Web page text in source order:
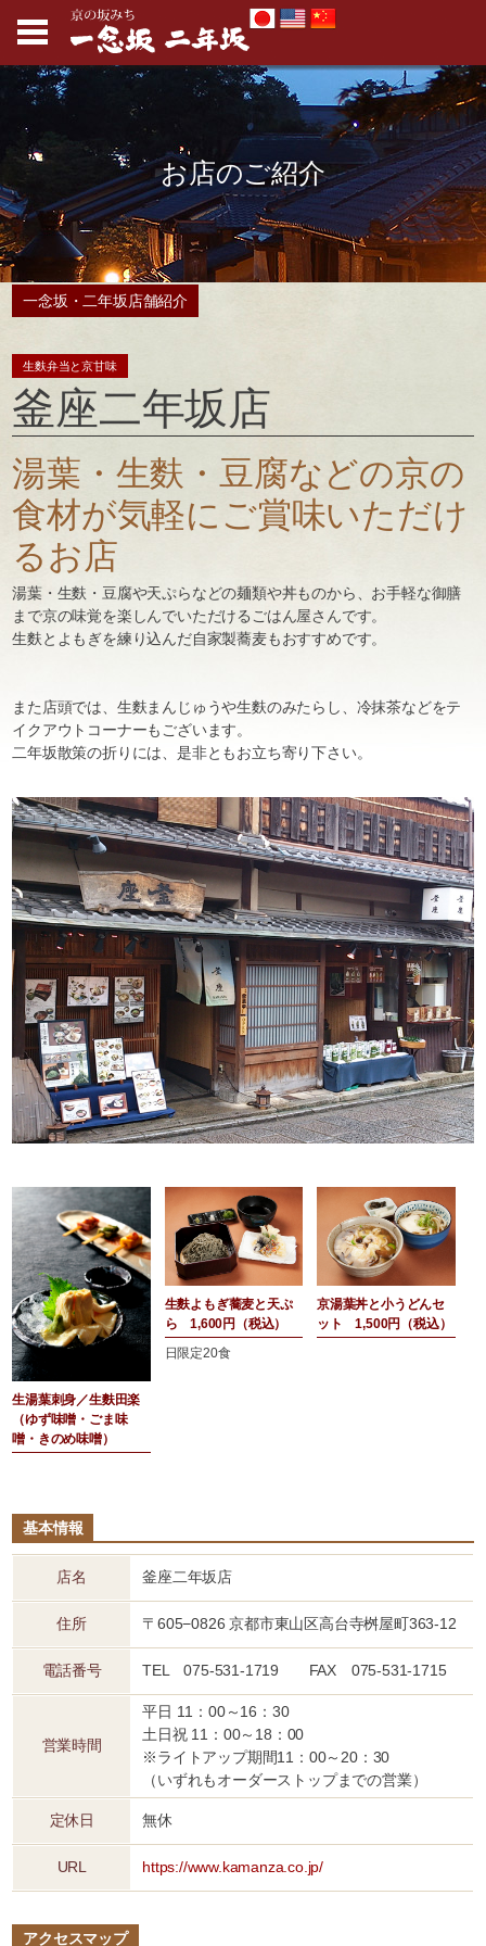
Toggle menu 京の坂道「一念坂・二年坂（二寧
お店のご紹介
一念坂・二年坂店舗紹介
生麩弁当と京甘味
釜座二年坂店
湯葉・生麩・豆腐などの京の
食材が気軽にご賞味いただけ
るお店
湯葉・生麩・豆腐や天ぷらなどの麺類や丼ものから、お手軽な御膳
まで京の味覚を楽しんでいただけるごはん屋さんです。
生麩とよもぎを練り込んだ自家製蕎麦もおすすめです。
また店頭では、生麩まんじゅうや生麩のみたらし、冷抹茶などをテ
イクアウトコーナーもございます。
二年坂散策の折りには、是非ともお立ち寄り下さい。
生湯葉刺身／生麩田楽
（ゆず味噌・ごま味
噌・きのめ味噌）
生麩よもぎ蕎麦と天ぷ
ら 1,600円（税込）
日限定20食
京湯葉丼と小うどんセ
ット 1,500円（税込）
基本情報
店名 釜座二年坂店
住所 〒605−0826 京都市東山区高台寺桝屋町363-12
電話番号 TEL 075-531-1719 FAX 075-531-1715
営業時間
平日 11：00～16：30
土日祝 11：00～18：00
※ライトアップ期間11：00～20：30
（いずれもオーダーストップまでの営業）
定休日 無休
URL https://www.kamanza.co.jp/
アクセスマップ